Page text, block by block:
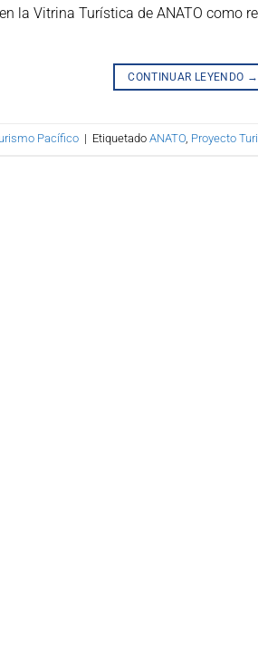
la Vitrina Turística de ANATO como
CONTINUAR LEYENDO →
Pacífico | Etiquetado ANATO Proyecto